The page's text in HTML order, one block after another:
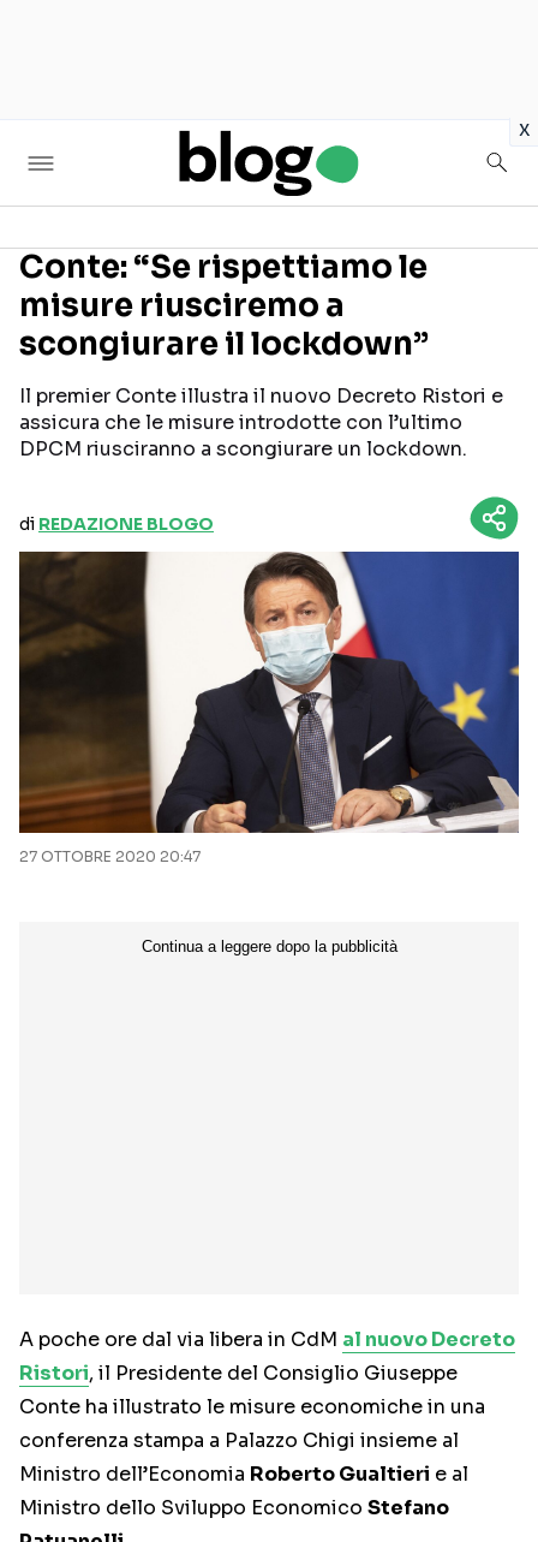
x
Seguici sui social
Conte: “Se rispettiamo le
misure riusciremo a
scongiurare il lockdown”
Il premier Conte illustra il nuovo Decreto Ristori e
assicura che le misure introdotte con l’ultimo
DPCM riusciranno a scongiurare un lockdown.
di REDAZIONE BLOGO
27 OTTOBRE 2020 20:47
A poche ore dal via libera in CdM al nuovo Decreto
Ristori, il Presidente del Consiglio Giuseppe
Conte ha illustrato le misure economiche in una
conferenza stampa a Palazzo Chigi insieme al
Ministro dell’Economia Roberto Gualtieri e al
Ministro dello Sviluppo Economico Stefano